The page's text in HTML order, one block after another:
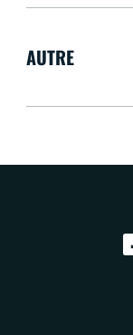
AUTRE